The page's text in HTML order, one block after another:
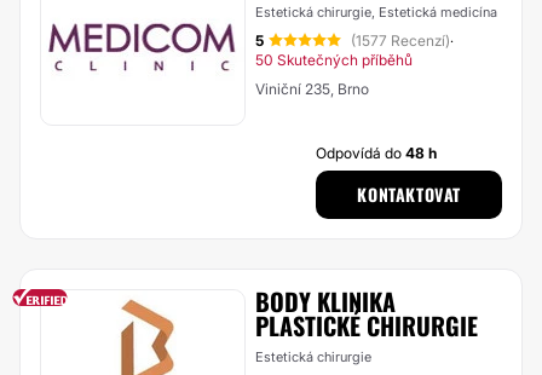
Estetická chirurgie, Estetická medicína
5 (1577 Recenzí)·
50 Skutečných příběhů
Viniční 235, Brno
Odpovídá do48 h
KONTAKTOVAT
BODY KLINIKA
PLASTICKÉ CHIRURGIE
Estetická chirurgie